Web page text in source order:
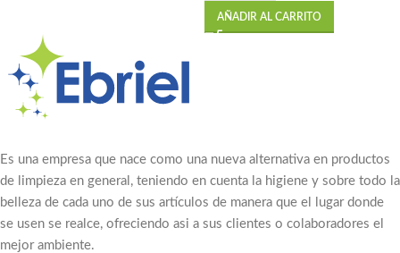
AÑADIR AL CARRITO
Es una empresa que nace como una nueva alternativa en productos
de limpieza en general, teniendo en cuenta la higiene y sobre todo la
belleza de cada uno de sus artículos de manera que el lugar donde
se usen se realce, ofreciendo asi a sus clientes o colaboradores el
mejor ambiente.